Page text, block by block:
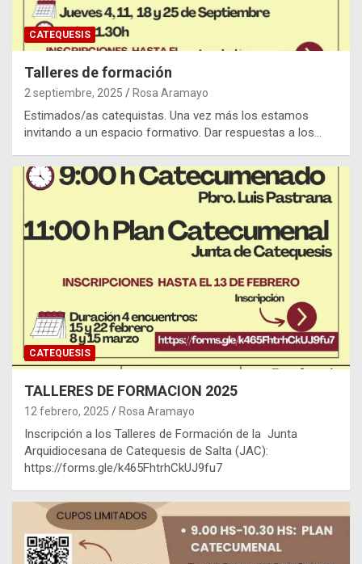
CATEQUESIS
Talleres de formación
2 septiembre, 2025 Rosa Aramayo
Estimados/as catequistas. Una vez más los estamos
invitando a un espacio formativo. Dar respuestas a los…
CATEQUESIS
TALLERES DE FORMACION 2025
12 febrero, 2025 Rosa Aramayo
Inscripción a los Talleres de Formación de la Junta
Arquidiocesana de Catequesis de Salta (JAC):
https://forms.gle/k465FhtrhCkUJ9fu7